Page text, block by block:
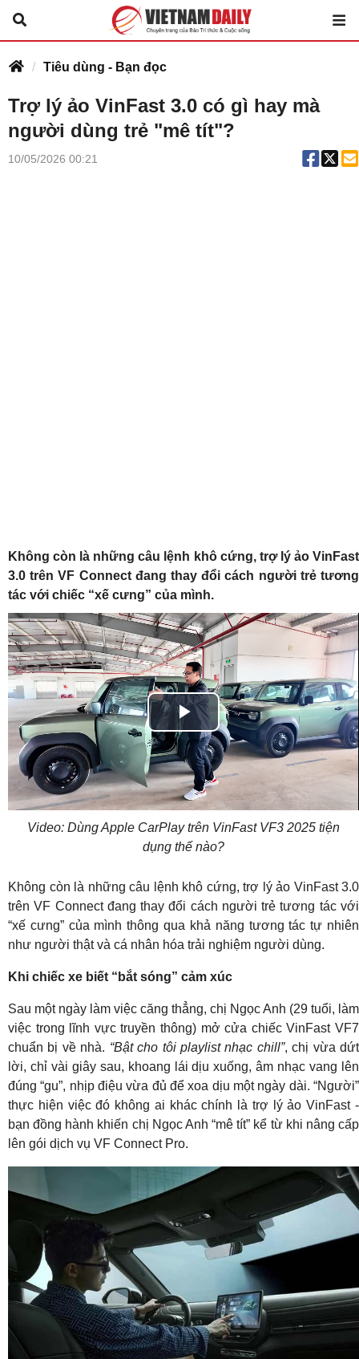
Tiêu dùng - Bạn đọc
Trợ lý ảo VinFast 3.0 có gì hay mà
người dùng trẻ "mê tít"?
10/05/2026 00:21
Không còn là những câu lệnh khô cứng, trợ lý ảo VinFast
3.0 trên VF Connect đang thay đổi cách người trẻ tương
tác với chiếc “xế cưng” của mình.
Play
Video
Video: Dùng Apple CarPlay trên VinFast VF3 2025 tiện
dụng thế nào?
Không còn là những câu lệnh khô cứng, trợ lý ảo VinFast 3.0
trên VF Connect đang thay đổi cách người trẻ tương tác với
“xế cưng” của mình thông qua khả năng tương tác tự nhiên
như người thật và cá nhân hóa trải nghiệm người dùng.
Khi chiếc xe biết “bắt sóng” cảm xúc
Sau một ngày làm việc căng thẳng, chị Ngọc Anh (29 tuổi, làm
việc trong lĩnh vực truyền thông) mở cửa chiếc VinFast VF7
chuẩn bị về nhà. “Bật cho tôi playlist nhạc chill”, chị vừa dứt
lời, chỉ vài giây sau, khoang lái dịu xuống, âm nhạc vang lên
đúng “gu”, nhịp điệu vừa đủ để xoa dịu một ngày dài. “Người”
thực hiện việc đó không ai khác chính là trợ lý ảo VinFast -
bạn đồng hành khiến chị Ngọc Anh “mê tít” kể từ khi nâng cấp
lên gói dịch vụ VF Connect Pro.